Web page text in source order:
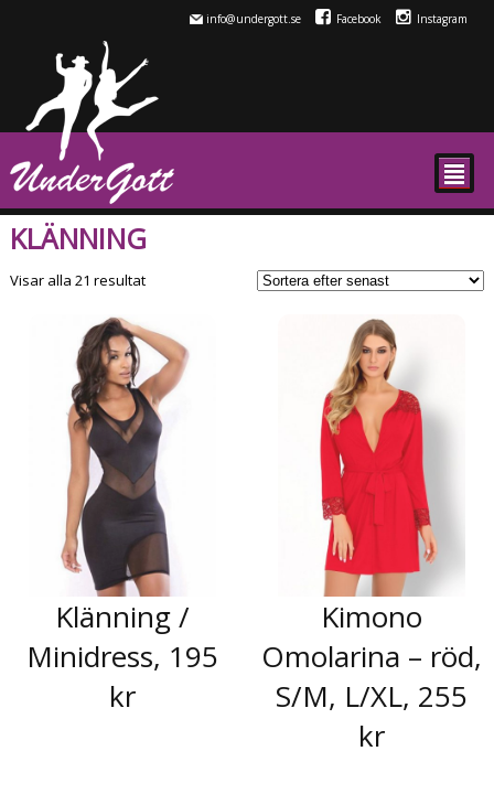
info@undergott.se Facebook Instagram
²
KLÄNNING
Visar alla 21 resultatSortera
Klänning /
Minidress, 195
kr
Kimono
Omolarina – röd,
S/M, L/XL, 255
kr